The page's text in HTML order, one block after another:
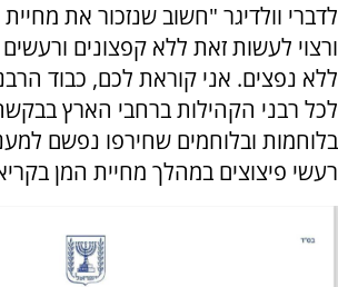
לדברי וולדיגר "חשוב שנזכור את
ורצוי לעשות זאת ללא קפצונים ורעשים
ללא נפצים. אני קוראת לכם, כבוד
לכל רבני הקהילות ברחבי הארץ
בלוחמות ובלוחמים שחירפו נפשם
רעשי פיצוצים במהלך מחיית המן